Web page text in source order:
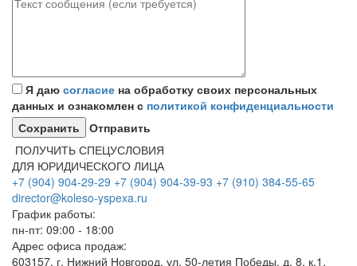
Я даю согласие на обработку своих персональных
данных и ознакомлен с политикой конфиденциальности
Отправить
ПОЛУЧИТЬ СПЕЦУСЛОВИЯ
ДЛЯ ЮРИДИЧЕСКОГО ЛИЦА
+7 (904) 904-29-29 +7 (904) 904-39-93 +7 (910) 384-55-65
director@koleso-yspexa.ru
График работы:
пн-пт: 09:00 - 18:00
Адрес офиса продаж:
603157, г. Нижний Новгород, ул. 50-летия Победы, д. 8, к.1,